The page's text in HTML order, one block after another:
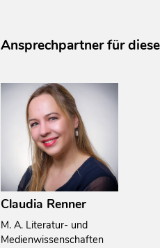
Ansprechpartner für
Claudia Renner
M. A. Literatur- und
Medienwissenschaften